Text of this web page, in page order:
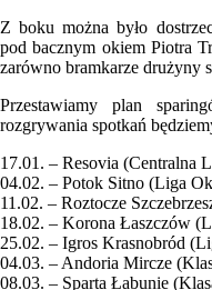
Z boku można było
pod bacznym okiem Piotra
zarówno bramkarze drużyny
Przestawiamy plan
rozgrywania spotkań
17.01. – Resovia (Centralna
04.02. – Potok Sitno (Liga
11.02. – Roztocze
18.02. – Korona Łaszczów
25.02. – Igros Krasnobród
04.03. – Andoria Mircze
08.03. – Sparta Łabunie